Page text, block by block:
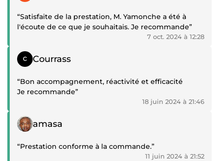
“Satisfaite de la prestation, M. Yamonche a été à
l'écoute de ce que je souhaitais. Je recommande”
7 oct. 2024 à 12:28
Témoignage positif
Courrass
“Bon accompagnement, réactivité et efficacité
Je recommande”
18 juin 2024 à 21:46
Témoignage positif
amasa
“Prestation conforme à la commande.”
11 juin 2024 à 21:52